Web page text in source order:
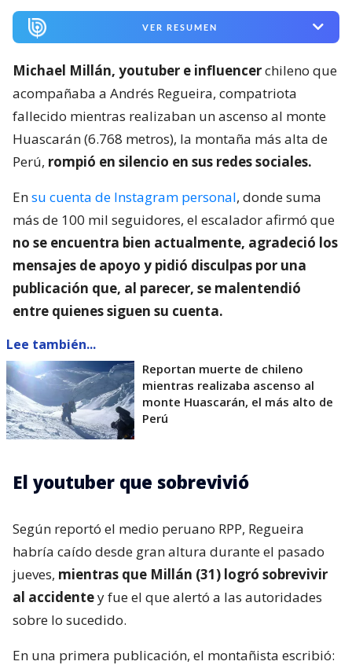
VER RESUMEN
Michael Millán, youtuber e influencerchileno que
acompañaba a Andrés Regueira, compatriota
fallecido mientras realizaban un ascenso al monte
Huascarán (6.768 metros), la montaña más alta de
Perú, rompió en silencio en sus redes sociales.
Ensu cuenta de Instagram personal, donde suma
más de 100 mil seguidores, el escalador afirmó que
no se encuentra bien actualmente, agradeció los
mensajes de apoyo y pidió disculpas por una
publicación que, al parecer, se malentendió
entre quienes siguen su cuenta.
Lee también...
Reportan muerte de chileno
mientras realizaba ascenso al
monte Huascarán, el más alto de
Perú
El youtuber que sobrevivió
Según reportó el medio peruano RPP, Regueira
habría caído desde gran altura durante el pasado
jueves, mientras que Millán (31) logró sobrevivir
al accidentey fue el que alertó a las autoridades
sobre lo sucedido.
En una primera publicación, el montañista escribió: